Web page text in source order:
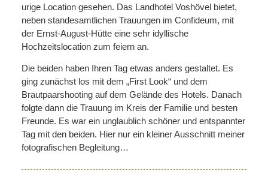
urige Location gesehen. Das Landhotel Voshövel bietet,
neben standesamtlichen Trauungen im Confideum, mit
der Ernst-August-Hütte eine sehr idyllische
Hochzeitslocation zum feiern an.
Die beiden haben Ihren Tag etwas anders gestaltet. Es
ging zunächst los mit dem „First Look“ und dem
Brautpaarshooting auf dem Gelände des Hotels. Danach
folgte dann die Trauung im Kreis der Familie und besten
Freunde. Es war ein unglaublich schöner und entspannter
Tag mit den beiden. Hier nur ein kleiner Ausschnitt meiner
fotografischen Begleitung…